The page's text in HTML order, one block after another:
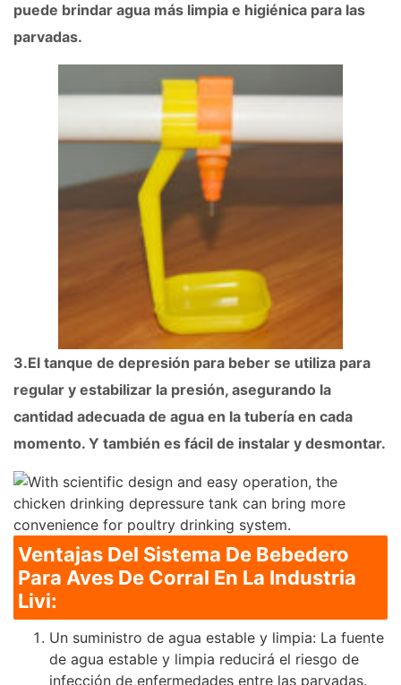
puede brindar agua más limpia e higiénica para las
parvadas.
3.El tanque de depresión para beber se utiliza para
regular y estabilizar la presión, asegurando la
cantidad adecuada de agua en la tubería en cada
momento. Y también es fácil de instalar y desmontar.
Ventajas Del Sistema De Bebedero
Para Aves De Corral En La Industria
Livi:
Un suministro de agua estable y limpia: La fuente
de agua estable y limpia reducirá el riesgo de
infección de enfermedades entre las parvadas.